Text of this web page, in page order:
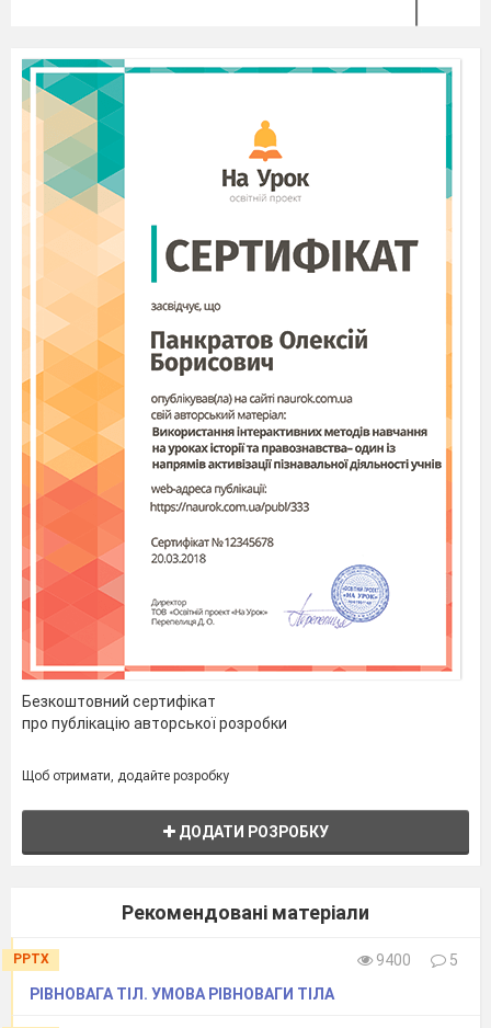
Безкоштовний сертифікат
про публікацію авторської розробки
Щоб отримати, додайте розробку
ДОДАТИ РОЗРОБКУ
Рекомендовані матеріали
PPTX 9400
5
РІВНОВАГА ТІЛ. УМОВА РІВНОВАГИ ТІЛА